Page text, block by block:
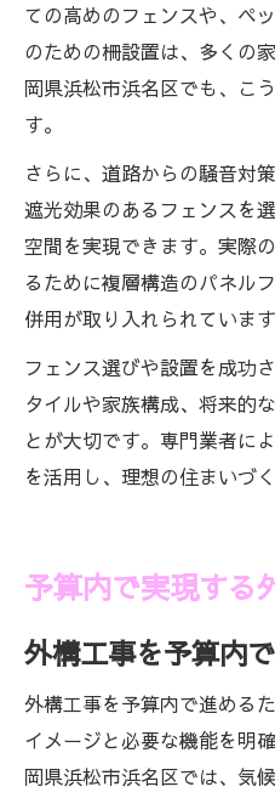
ての高めのフェンスや、ペ
のための柵設置は、多くの
岡県浜松市浜名区でも、こ
す。
さらに、道路からの騒音対
遮光効果のあるフェンスを
空間を実現できます。実際
るために複層構造のパネル
併用が取り入れられています
フェンス選びや設置を成功
タイルや家族構成、将来的
とが大切です。専門業者に
を活用し、理想の住まいづ
予算内で実現する
外構工事を予算内
外構工事を予算内で進める
イメージと必要な機能を明
岡県浜松市浜名区では、気